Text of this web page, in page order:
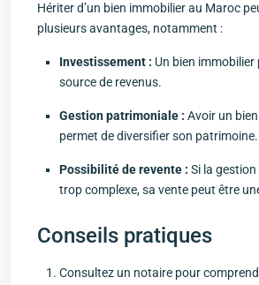
Hériter d’un bien immobilier au Maroc
plusieurs ⁣avantages, notamment ​:
Investissement : Un bien
source de revenus.
Gestion patrimoniale : Avoir un
permet de diversifier son patrimoine.
Possibilité de revente ‌: ⁤Si la
trop complexe, sa vente peut être
Conseils pratiques
Consultez un notaire pour